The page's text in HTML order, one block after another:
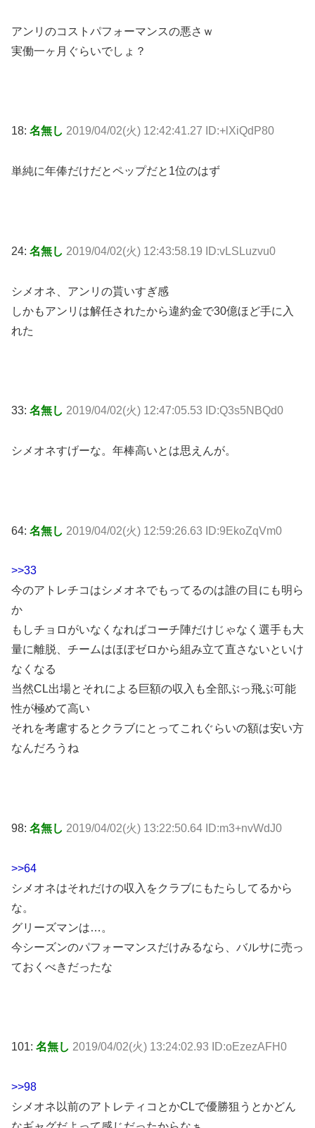
アンリのコストパフォーマンスの悪さｗ
実働一ヶ月ぐらいでしょ？
18: 名無し 2019/04/02(火) 12:42:41.27 ID:+lXiQdP80
単純に年俸だけだとペップだと1位のはず
24: 名無し 2019/04/02(火) 12:43:58.19 ID:vLSLuzvu0
シメオネ、アンリの貰いすぎ感
しかもアンリは解任されたから違約金で30億ほど手に入
れた
33: 名無し 2019/04/02(火) 12:47:05.53 ID:Q3s5NBQd0
シメオネすげーな。年棒高いとは思えんが。
64: 名無し 2019/04/02(火) 12:59:26.63 ID:9EkoZqVm0
>>33
今のアトレチコはシメオネでもってるのは誰の目にも明ら
か
もしチョロがいなくなればコーチ陣だけじゃなく選手も大
量に離脱、チームはほぼゼロから組み立て直さないといけ
なくなる
当然CL出場とそれによる巨額の収入も全部ぶっ飛ぶ可能
性が極めて高い
それを考慮するとクラブにとってこれぐらいの額は安い方
なんだろうね
98: 名無し 2019/04/02(火) 13:22:50.64 ID:m3+nvWdJ0
>>64
シメオネはそれだけの収入をクラブにもたらしてるから
な。
グリーズマンは…。
今シーズンのパフォーマンスだけみるなら、バルサに売っ
ておくべきだったな
101: 名無し 2019/04/02(火) 13:24:02.93 ID:oEzezAFH0
>>98
シメオネ以前のアトレティコとかCLで優勝狙うとかどん